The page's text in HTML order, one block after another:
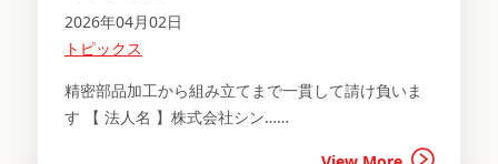
2026年04月02日
トピックス
精密部品加工から組み立てまで一貫して請け負いま
す 【 法人名 】株式会社シン……